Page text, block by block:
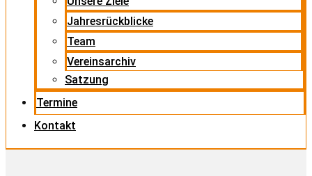
Jahresrückblicke
Team
Vereinsarchiv
Satzung
Termine
Kontakt